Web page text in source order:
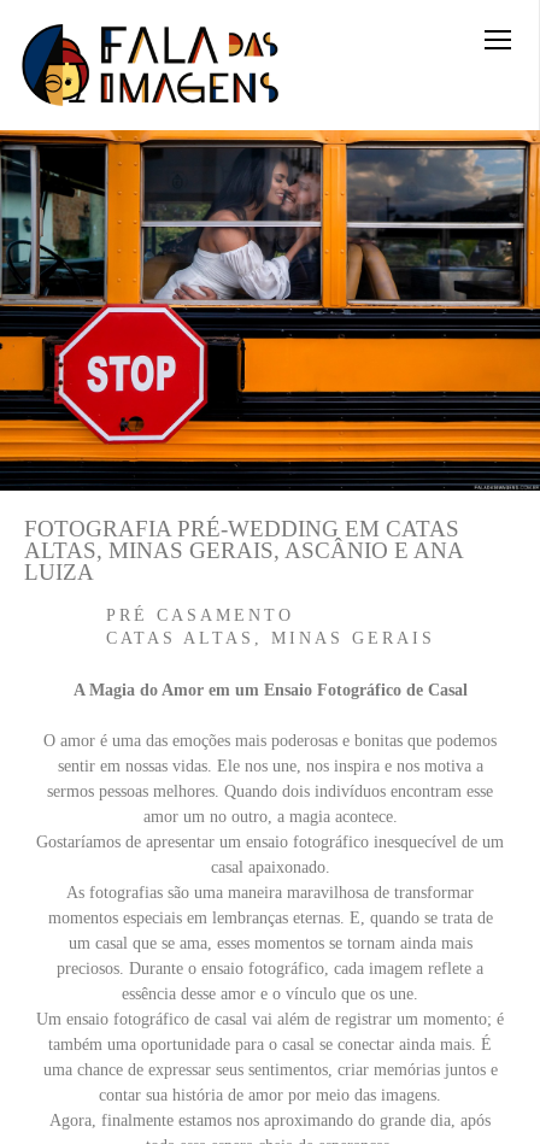
PRÉ CASAMENTO
CATAS ALTAS, MINAS GERAIS
FOTOGRAFIA PRÉ-WEDDING EM CATAS
ALTAS, MINAS GERAIS, ASCÂNIO E ANA
LUIZA
A Magia do Amor em um Ensaio Fotográfico de Casal
O amor é uma das emoções mais poderosas e bonitas que podemos
sentir em nossas vidas. Ele nos une, nos inspira e nos motiva a
sermos pessoas melhores. Quando dois indivíduos encontram esse
amor um no outro, a magia acontece.
Gostaríamos de apresentar um ensaio fotográfico inesquecível de um
casal apaixonado.
As fotografias são uma maneira maravilhosa de transformar
momentos especiais em lembranças eternas. E, quando se trata de
um casal que se ama, esses momentos se tornam ainda mais
preciosos. Durante o ensaio fotográfico, cada imagem reflete a
essência desse amor e o vínculo que os une.
Um ensaio fotográfico de casal vai além de registrar um momento; é
também uma oportunidade para o casal se conectar ainda mais. É
uma chance de expressar seus sentimentos, criar memórias juntos e
contar sua história de amor por meio das imagens.
Agora, finalmente estamos nos aproximando do grande dia, após